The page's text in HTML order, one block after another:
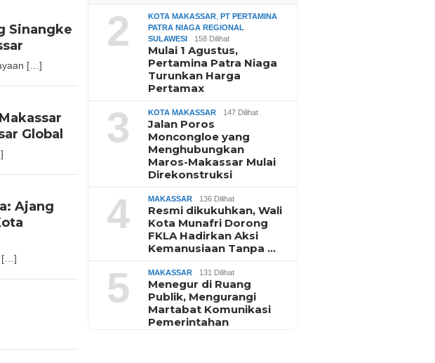
Sinangke
[…]
Global
Ajang
[…]
2 KOTA MAKASSAR, PT PERTAMINA
PATRA NIAGA REGIONAL
SULAWESI
158 Dilihat
Mulai 1 Agustus,
Pertamina Patra Niaga
Turunkan Harga
Pertamax
3 KOTA MAKASSAR 147 Dilihat
Jalan Poros
Moncongloe yang
Menghubungkan
Maros-Makassar Mulai
Direkonstruksi
4 MAKASSAR 136 Dilihat
Resmi dikukuhkan, Wali
Kota Munafri Dorong
FKLA Hadirkan Aksi
Kemanusiaan Tanpa …
5 MAKASSAR 131 Dilihat
Menegur di Ruang
Publik, Mengurangi
Martabat Komunikasi
Pemerintahan